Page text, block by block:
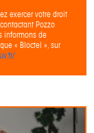
exercer votre droit
Pozzo
informons de
« Bloctel », sur